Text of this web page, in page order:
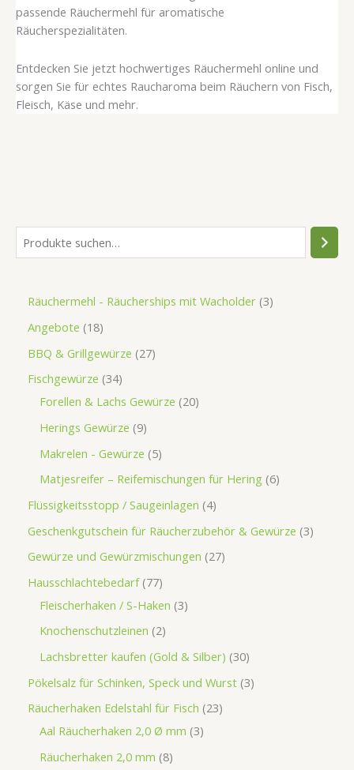
Räuchermehl - Räucherships mit Wacholder 3
Angebote 18
BBQ & Grillgewürze 27
Fischgewürze 34
Forellen & Lachs Gewürze 20
Herings Gewürze 9
Makrelen - Gewürze 5
Matjesreifer – Reifemischungen für Hering 6
Flüssigkeitsstopp / Saugeinlagen 4
Geschenkgutschein für Räucherzubehör & Gewürze 3
Gewürze und Gewürzmischungen 27
Hausschlachtebedarf 77
Fleischerhaken / S-Haken 3
Knochenschutzleinen 2
Lachsbretter kaufen (Gold & Silber) 30
Pökelsalz für Schinken, Speck und Wurst 3
Räucherhaken Edelstahl für Fisch 23
Aal Räucherhaken 2,0 Ø mm 3
Räucherhaken 2,0 mm 8
passende Räuchermehl für aromatische
Räucherspezialitäten.
Entdecken Sie jetzt hochwertiges Räuchermehl online und
sorgen Sie für echtes Raucharoma beim Räuchern von Fisch,
Fleisch, Käse und mehr.